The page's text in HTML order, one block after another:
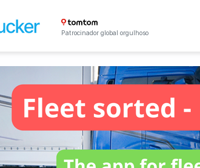
Patrocinador global orgulhoso